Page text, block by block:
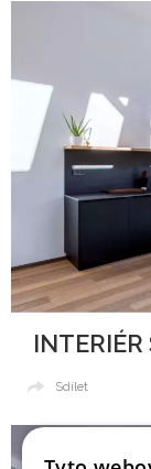
INTERIÉR
Sdílet